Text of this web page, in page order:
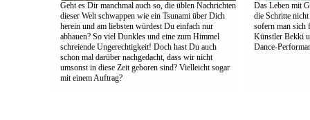
Geht es Dir manchmal auch so, die üblen Nachrichten
dieser Welt schwappen wie ein Tsunami über Dich
herein und am liebsten würdest Du einfach nur
abhauen? So viel Dunkles und eine zum Himmel
schreiende Ungerechtigkeit! Doch hast Du auch
schon mal darüber nachgedacht, dass wir nicht
umsonst in diese Zeit geboren sind? Vielleicht sogar
mit einem Auftrag?
Das Leben mit
die Schritte
sofern man sich
Künstler Bekki
Dance-